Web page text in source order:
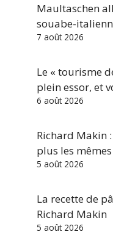
Maultaschen
souabe-
7 août 2026
Le « tourisme
plein essor, et
6 août 2026
Richard Makin
plus les
5 août 2026
La recette de
Richard Makin
5 août 2026